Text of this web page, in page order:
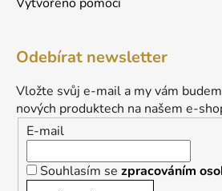
Odebírat newsletter
Vložte svůj e-mail a my vám
nových produktech na našem e-
E-mail
Souhlasím se zpracováním